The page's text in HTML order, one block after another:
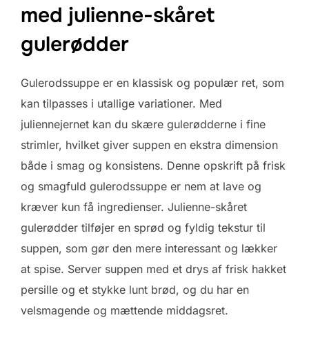
med julienne-skåret
gulerødder
Gulerodssuppe er en klassisk og populær ret, som
kan tilpasses i utallige variationer. Med
juliennejernet kan du skære gulerødderne i fine
strimler, hvilket giver suppen en ekstra dimension
både i smag og konsistens. Denne opskrift på frisk
og smagfuld gulerodssuppe er nem at lave og
kræver kun få ingredienser. Julienne-skåret
gulerødder tilføjer en sprød og fyldig tekstur til
suppen, som gør den mere interessant og lækker
at spise. Server suppen med et drys af frisk hakket
persille og et stykke lunt brød, og du har en
velsmagende og mættende middagsret.